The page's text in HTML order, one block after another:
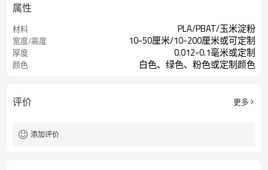
属性
材料 PLA/PBAT/玉米淀粉
宽度/高度 10-50厘米/10-200厘米或可定制
厚度 0.012-0.1毫米或定制
颜色 白色、绿色、粉色或定制颜色
评价 更多
添加评价